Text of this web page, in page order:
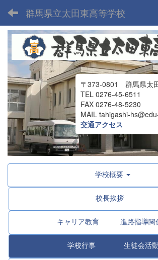
群馬県立太田東高等学校
〒373-0801 群馬県太
TEL 0276-45-6511
FAX 0276-48-5230
MAIL tahigashi-
交通アクセス
学校概要
校長挨拶
キャリア教育 進路指導関
学校行事 生徒会活動